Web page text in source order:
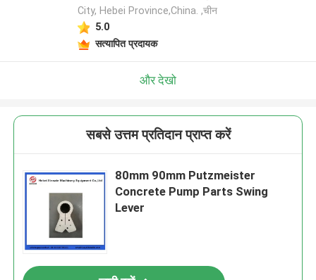
City, Hebei Province,China. ,चीन
5.0
सत्यापित प्रदायक
और देखो
सबसे उत्तम प्रतिदान प्राप्त करें
80mm 90mm Putzmeister
Concrete Pump Parts Swing
Lever